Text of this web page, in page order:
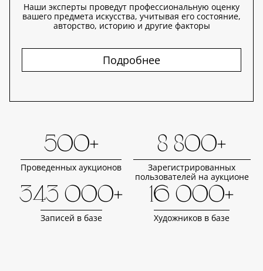
Наши эксперты проведут профессиональную оценку
вашего предмета искусства, учитывая его состояние,
авторство, историю и другие факторы
Подробнее
500+
Проведенных аукционов
8 800+
Зарегистрированных
пользователей на аукционе
343 000+
Записей в базе
16 000+
Художников в базе